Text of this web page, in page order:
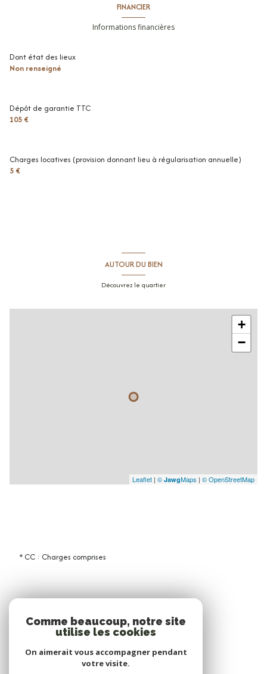
FINANCIER
Informations financières
Dont état des lieux
Non renseigné
Dépôt de garantie TTC
105 €
Charges locatives (provision donnant lieu à régularisation annuelle)
5 €
AUTOUR DU BIEN
Découvrez le quartier
+
−
Leaflet | © JawgMaps | © OpenStreetMap
* CC : Charges comprises
Comme beaucoup, notre site
utilise les cookies
On aimerait vous accompagner pendant
votre visite.